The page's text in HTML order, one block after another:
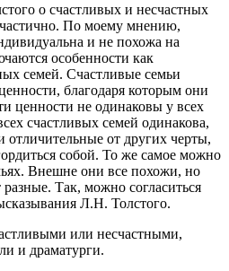
о счастливых и несчастных
частично. По моему мнению,
и не похожа на
особенности как
семей. Счастливые семьи
благодаря которым они
ценности не одинаковы у всех
счастливых семей одинакова,
отличительные от других черты,
собой. То же самое можно
Внешне они все похожи, но
Так, можно согласиться
Л.Н. Толстого.
или несчастными,
и драматурги.